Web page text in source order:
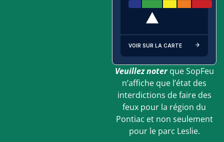
VOIR SUR LA CARTE
Veuillez noter que SopFeu
n’affiche que l’état des
interdictions de faire des
feux pour la région du
Pontiac et non seulement
pour le parc Leslie.